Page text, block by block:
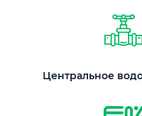
Центральное